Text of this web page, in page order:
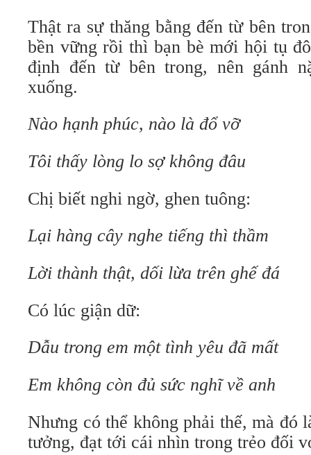
Thật ra sự thăng bằng đến từ bên
bền vững rồi thì bạn bè mới hội tụ
định đến từ bên trong, nên gánh
xuống.
Nào hạnh phúc, nào là đổ vỡ
Tôi thấy lòng lo sợ không đâu
Chị biết nghi ngờ, ghen tuông:
Lại hàng cây nghe tiếng thì thầm
Lời thành thật, dối lừa trên ghế đá
Có lúc giận dữ:
Dẫu trong em một tình yêu đã mất
Em không còn đủ sức nghĩ về anh
Nhưng có thể không phải thế, mà đó
tưởng, đạt tới cái nhìn trong trẻo đối